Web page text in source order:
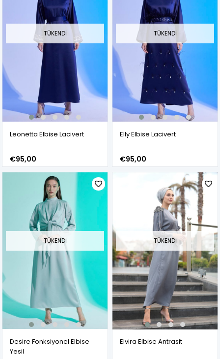
TÜKENDI
Leonetta Elbise Lacivert
€95,00
TÜKENDI
Elly Elbise Lacivert
€95,00
TÜKENDI
Desire Fonksiyonel Elbise
Yesil
TÜKENDI
Elvira Elbise Antrasit